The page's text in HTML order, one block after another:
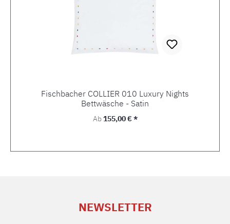
Fischbacher COLLIER 010 Luxury Nights
Bettwäsche - Satin
Regulärer Preis:
Ab155,00 € *
NEWSLETTER